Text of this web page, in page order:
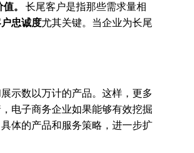
。
长尾客户是指那些需求量相
忠诚度尤其关键。当企业为长尾
示数以万计的产品。这样，更多
电子商务企业如果能够有效挖掘
体的产品和服务策略，进一步扩